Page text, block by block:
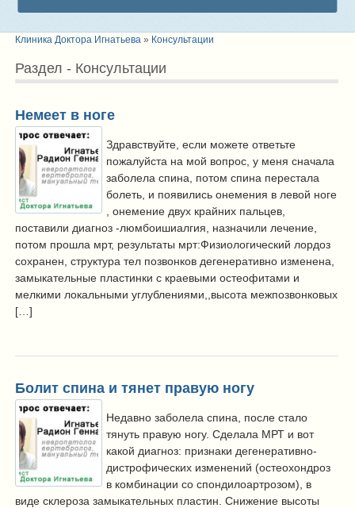
Клиника Доктора Игнатьева » Консультации
Раздел - Консультации
Немеет в ноге
Здравствуйте, если можете ответьте
пожалуйста на мой вопрос, у меня сначала
заболела спина, потом спина перестала
болеть, и появились онемения в левой ноге
, онемение двух крайних пальцев,
поставили диагноз -люмбоишиалгия, назначили лечение,
потом прошла мрт, результаты мрт:Физиологический лордоз
сохранен, структура тел позвонков дегенеративно изменена,
замыкательные пластинки с краевыми остеофитами и
мелкими локальными углублениями,,высота межпозвонковых
[…]
Болит спина и тянет правую ногу
Недавно заболела спина, после стало
тянуть правую ногу. Сделала МРТ и вот
какой диагноз: признаки дегенеративно-
дистрофических изменений (остеохондроз
в комбинации со спондилоартрозом), в
виде склероза замыкательных пластин. Снижение высоты